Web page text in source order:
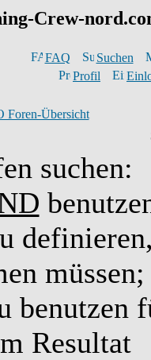
Crew-
FAQ
Suchen
Profil
Foren-Übersicht
suchen:
müssen;
benutzen
Resultat